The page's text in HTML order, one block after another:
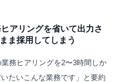
アリングを省いて出力さ
ま採用してしまう
務ヒアリングを2〜3時間しか
たいこんな業務です」と要約